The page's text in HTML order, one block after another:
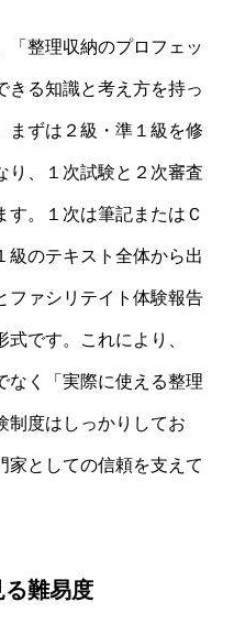
「整理収納のプロフェッ
きる知識と考え方を持っ
まずは２級・準１級を修
り、１次試験と２次審査
す。１次は筆記またはＣ
級のテキスト全体から出
ファシリテイト体験報告
です。これにより、
なく「実際に使える整理
制度はしっかりしてお
家としての信頼を支えて
難易度